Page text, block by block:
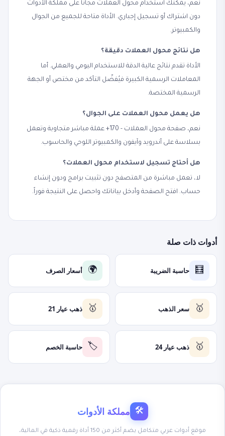
نعم، يمكنك استخدام محول العملات مجاناً على مملكة الأدوات
دون اشتراك أو تسجيل إجباري. الأداة متاحة للجميع من الجوال
والكمبيوتر.
هل نتائج محول العملات دقيقة؟
الأداة تقدم نتائج عالية الدقة للاستخدام اليومي والعملي. أما
المعاملات الرسمية الكبيرة فيُفضّل التأكد من مختص أو الجهة
الرسمية المختصة.
هل يعمل محول العملات على الجوال؟
نعم، صفحة محول العملات - 170+ عملة مباشر متجاوبة وتعمل
بسلاسة على أندرويد وآيفون والكمبيوتر اللوحي والحاسوب.
هل أحتاج تسجيل لاستخدام محول العملات؟
لا، تعمل مباشرة من المتصفح دون تثبيت برامج ودون إنشاء
حساب. افتح الصفحة وأدخل بياناتك واحصل على النتيجة فوراً.
أدوات ذات صلة
🧮 حاسبة الضريبة 🌍 أسعار الصرف
🥇 سعر الذهب 🥇 ذهب عيار 21
🥇 ذهب عيار 24 🏷️ حاسبة الخصم
🛠 مملكة الأدوات
موقع أدوات عربي متكامل يضم أكثر من 150 أداة رقمية ذكية في المالية،